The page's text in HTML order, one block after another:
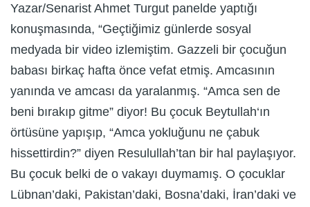
Yazar/Senarist Ahmet Turgut panelde yaptığı
konuşmasında, “Geçtiğimiz günlerde sosyal
medyada bir video izlemiştim. Gazzeli bir çocuğun
babası birkaç hafta önce vefat etmiş. Amcasının
yanında ve amcası da yaralanmış. “Amca sen de
beni bırakıp gitme” diyor! Bu çocuk Beytullah‘ın
örtüsüne yapışıp, “Amca yokluğunu ne çabuk
hissettirdin?” diyen Resulullah’tan bir hal paylaşıyor.
Bu çocuk belki de o vakayı duymamış. O çocuklar
Lübnan’daki, Pakistan’daki, Bosna’daki, İran’daki ve